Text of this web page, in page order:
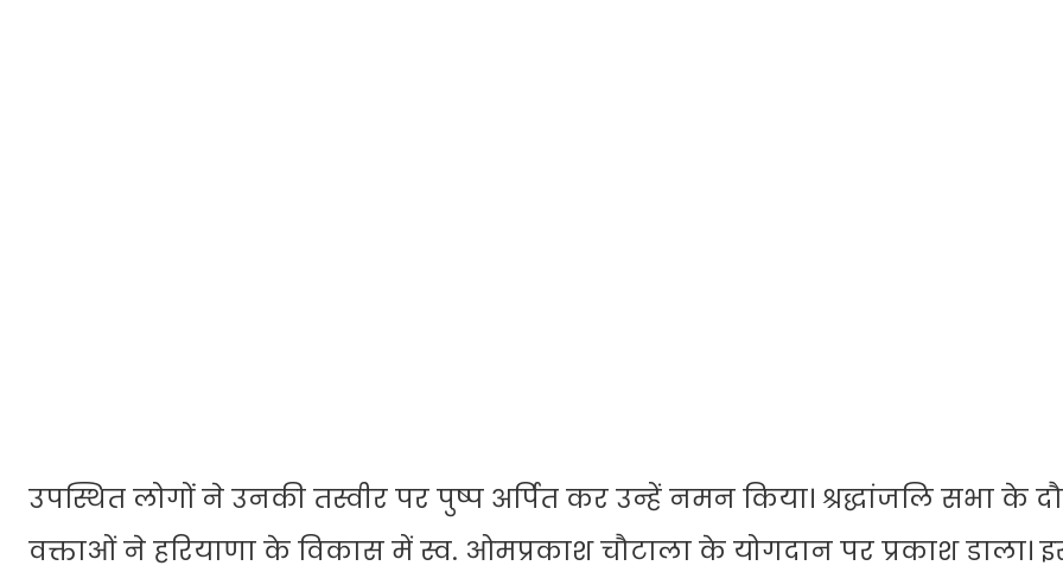
उपस्थित लोगों ने उनकी तस्वीर पर पुष्प अर्पित कर उन्हें नमन किया। श्रद्धांजलि सभा के
वक्ताओं ने हरियाणा के विकास में स्व. ओमप्रकाश चौटाला के योगदान पर प्रकाश डाला।